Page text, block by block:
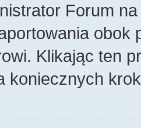
Forum
obok
Klikając ten
koniecznych